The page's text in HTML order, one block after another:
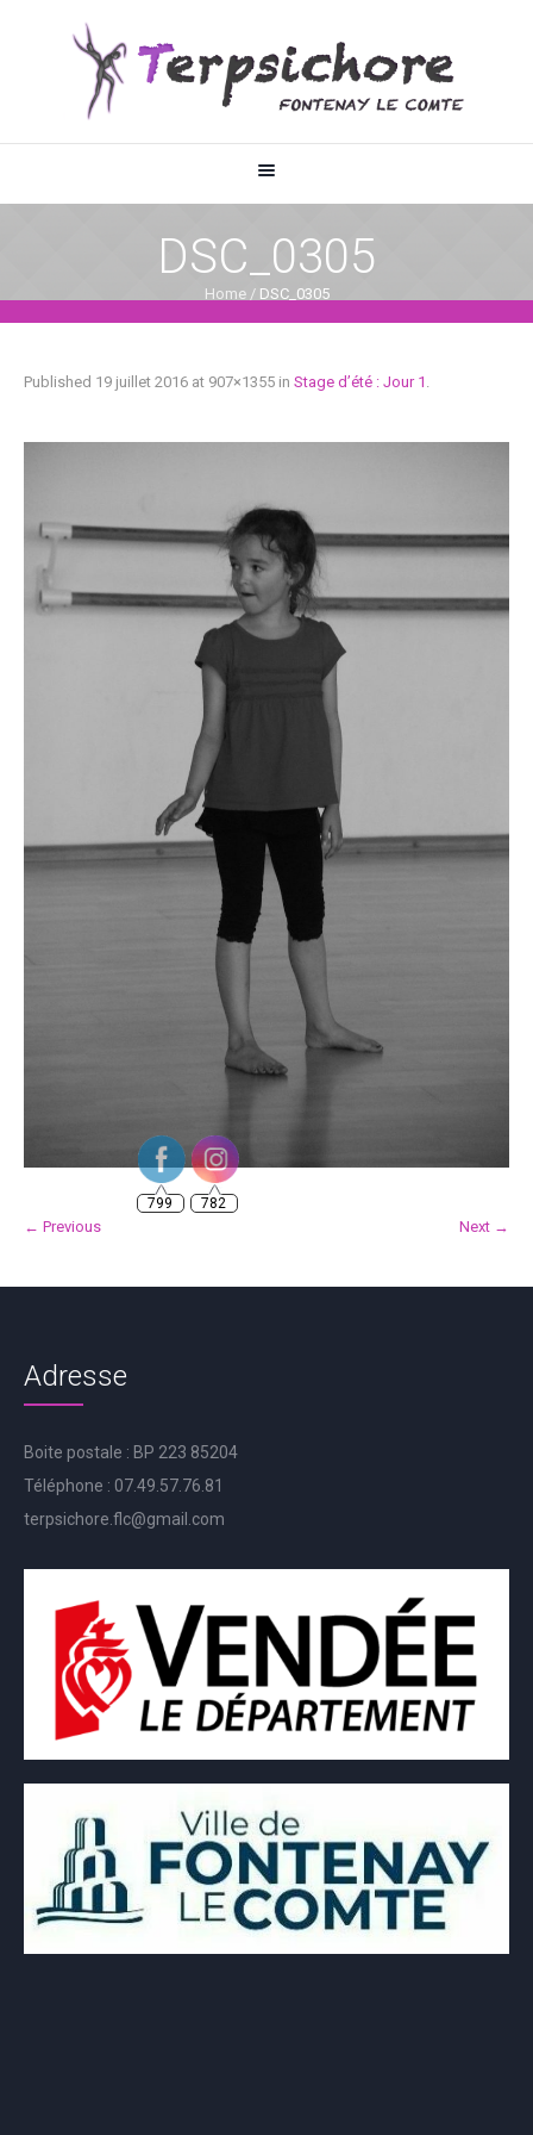
DSC_0305
Home / DSC_0305
Published 19 juillet 2016 at 907×1355 in Stage d’été : Jour 1 .
← Previous Next →
Adresse
Boite postale : BP 223 85204
Téléphone : 07.49.57.76.81
terpsichore.flc@gmail.com
799 782